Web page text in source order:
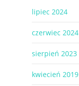
lipiec 2024
czerwiec 2024
sierpień 2023
kwiecień 2019